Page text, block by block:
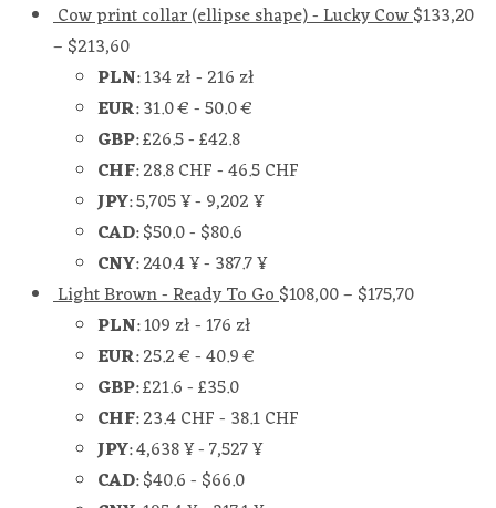
Cow print collar (ellipse shape) - Lucky Cow$133,20
– $213,60
PLN:134 zł- 216 zł
EUR:31.0 €-50.0 €
GBP:£26.5-£42.8
CHF:28.8 CHF-46.5 CHF
JPY:5,705 ¥- 9,202 ¥
CAD:$50.0- $80.6
CNY:240.4 ¥- 387.7 ¥
Light Brown - Ready To Go$108,00– $175,70
PLN:109 zł-176 zł
EUR:25.2 €-40.9 €
GBP:£21.6-£35.0
CHF:23.4 CHF- 38.1 CHF
JPY:4,638 ¥-7,527 ¥
CAD:$40.6- $66.0